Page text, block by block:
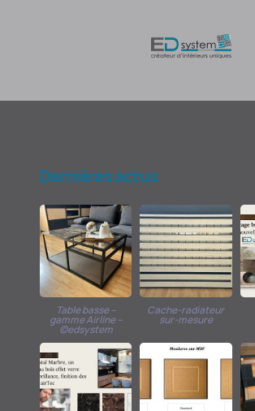
Dernières actus
Table basse –
gamme Airline –
©edsystem
Cache-radiateur
sur-mesure